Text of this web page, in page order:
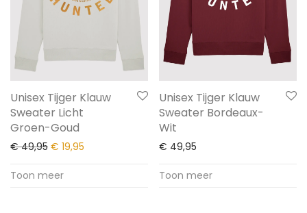
Unisex Tijger Klauw
Sweater Licht
Groen-Goud
€49,95 € 19,95
Toon meer
Unisex Tijger Klauw
Sweater Bordeaux-
Wit
€ 49,95
Toon meer